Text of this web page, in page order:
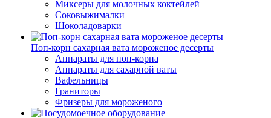
Миксеры для молочных коктейлей
Соковыжималки
Шоколадоварки
Поп-корн сахарная вата мороженое десерты
Аппараты для поп-корна
Аппараты для сахарной ваты
Вафельницы
Граниторы
Фризеры для мороженого